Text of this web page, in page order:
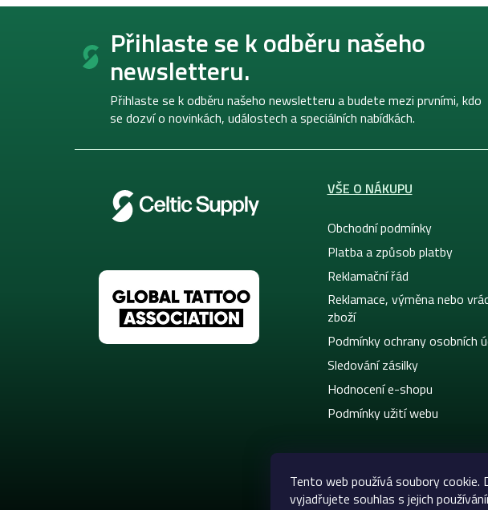
Tento web používá soubory
vyjadřujete souhlas s jejich
Z
Přihlaste se k odběru našeho
newsletteru.
Přihlaste se k odběru našeho newsletteru a budete mezi prvními, kdo
se dozví o novinkách, událostech a speciálních nabídkách.
VŠE O NÁKUPU
Obchodní podmínky
Platba a způsob platby
Reklamační řád
Reklamace, výměna nebo
zboží
Podmínky ochrany osobních
Sledování zásilky
Hodnocení e-shopu
Podmínky užití webu